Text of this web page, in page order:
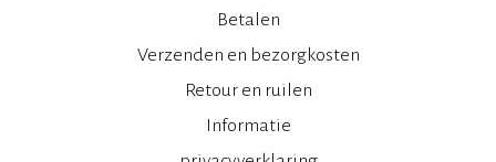
Betalen
Verzenden en bezorgkosten
Retour en ruilen
Informatie